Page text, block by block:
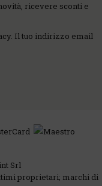
ricevere sconti e
Il tuo indirizzo email
Srl
proprietari; marchi di